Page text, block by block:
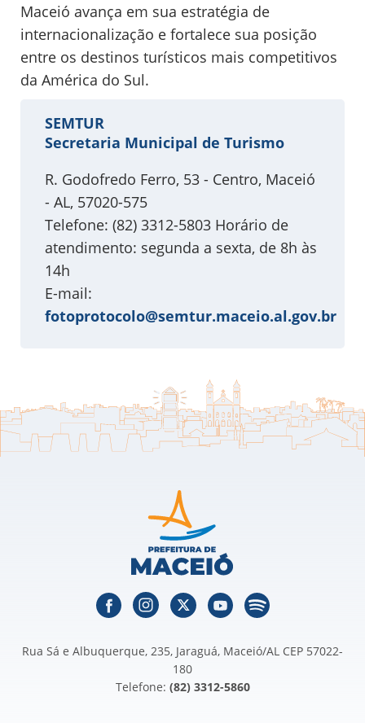
Maceió avança em sua estratégia de
internacionalização e fortalece sua posição
entre os destinos turísticos mais competitivos
da América do Sul.
SEMTUR
Secretaria Municipal de Turismo
R. Godofredo Ferro, 53 - Centro, Maceió
- AL, 57020-575
Telefone: (82) 3312-5803 Horário de
atendimento: segunda a sexta, de 8h às
14h
E-mail:
fotoprotocolo@semtur.maceio.al.gov.br
Rua Sá e Albuquerque, 235, Jaraguá, Maceió/AL CEP 57022-
180
Telefone: (82) 3312-5860